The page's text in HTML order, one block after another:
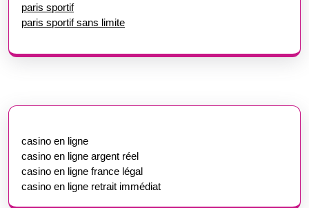
paris sportif
paris sportif sans limite
casino en ligne
casino en ligne argent réel
casino en ligne france légal
casino en ligne retrait immédiat